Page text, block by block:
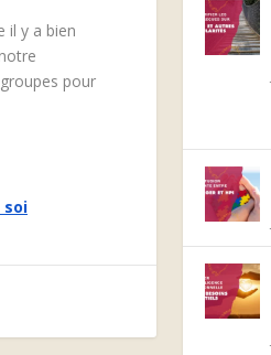
il y a bien
pour
soi